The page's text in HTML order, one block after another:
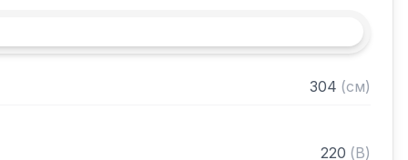
части корпуса
закипания
– 97 C
304 (см)
220 (В)